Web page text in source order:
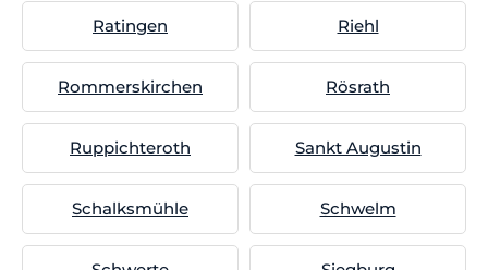
Ratingen Riehl
Rommerskirchen Rösrath
Ruppichteroth Sankt Augustin
Schalksmühle Schwelm